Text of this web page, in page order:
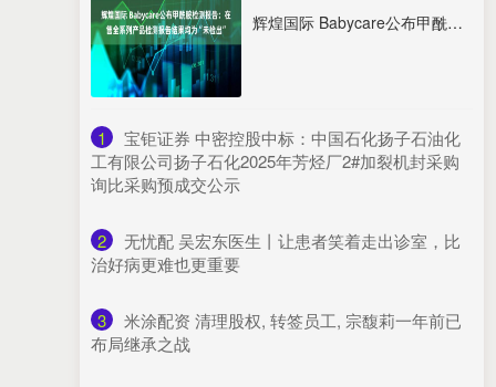
辉煌国际 Babycare公布甲酰胺检测报告：在售全系列产品检测报告结果均为“未检出”
1
​宝钜证券 中密控股中标：中国石化扬子石油化
工有限公司扬子石化2025年芳烃厂2#加裂机封采购
询比采购预成交公示
2
​无忧配 吴宏东医生丨让患者笑着走出诊室，比
治好病更难也更重要
3
​米涂配资 清理股权, 转签员工, 宗馥莉一年前已
布局继承之战